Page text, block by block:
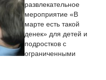
развлекательное
мероприятие «В
марте есть такой
денек» для детей и
подростков с
ограниченными